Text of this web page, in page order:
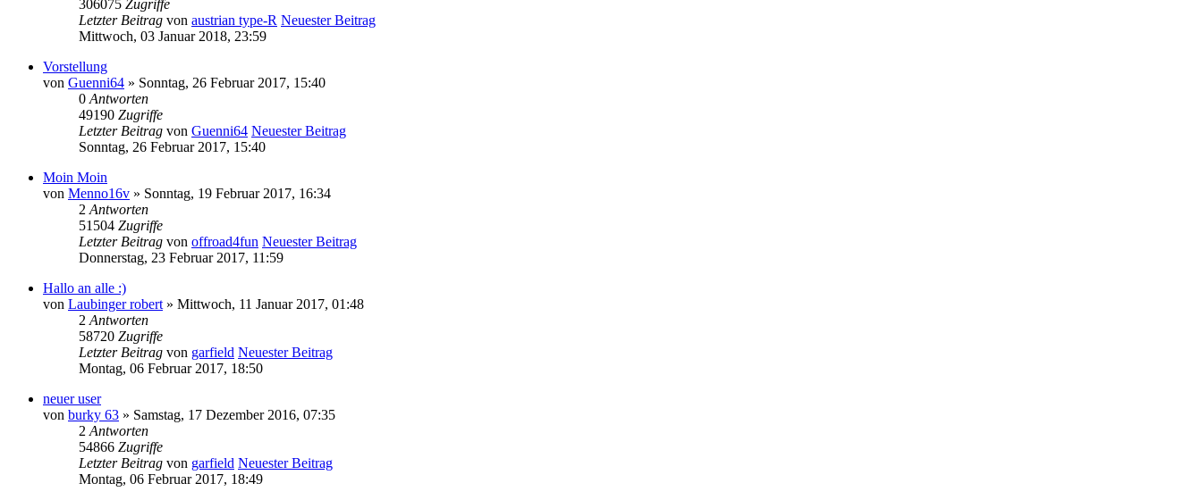
306075 Zugriffe
Letzter Beitrag von austrian type-R Neuester Beitrag
Mittwoch, 03 Januar 2018, 23:59
Vorstellung
von Guenni64 » Sonntag, 26 Februar 2017, 15:40
0 Antworten
49190 Zugriffe
Letzter Beitrag von Guenni64 Neuester Beitrag
Sonntag, 26 Februar 2017, 15:40
Moin Moin
von Menno16v » Sonntag, 19 Februar 2017, 16:34
2 Antworten
51504 Zugriffe
Letzter Beitrag von offroad4fun Neuester Beitrag
Donnerstag, 23 Februar 2017, 11:59
Hallo an alle :)
von Laubinger robert » Mittwoch, 11 Januar 2017, 01:48
2 Antworten
58720 Zugriffe
Letzter Beitrag von garfield Neuester Beitrag
Montag, 06 Februar 2017, 18:50
neuer user
von burky 63 » Samstag, 17 Dezember 2016, 07:35
2 Antworten
54866 Zugriffe
Letzter Beitrag von garfield Neuester Beitrag
Montag, 06 Februar 2017, 18:49